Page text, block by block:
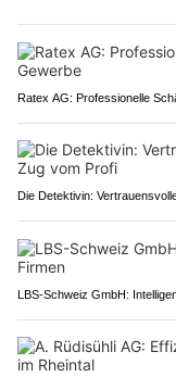
Ratex AG: Professionelle
Die Detektivin:
LBS-Schweiz GmbH: